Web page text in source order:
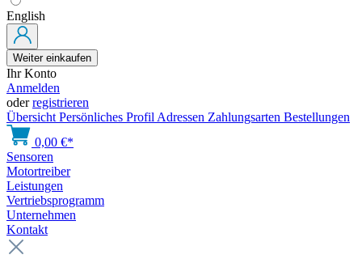
English
Weiter einkaufen
Ihr Konto
Anmelden
oderregistrieren
Übersicht Persönliches Profil Adressen Zahlungsarten Bestellungen
0,00 €*
Sensoren
Motortreiber
Leistungen
Vertriebsprogramm
Unternehmen
Kontakt